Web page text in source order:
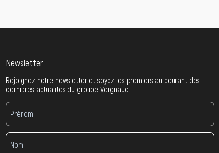
Newsletter
Rejoignez notre newsletter et soyez les premiers au courant des
dernières actualités du groupe Vergnaud.